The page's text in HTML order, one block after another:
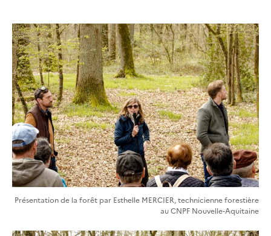
Présentation de la forêt par Esthelle MERCIER, technicienne forestière
au CNPF Nouvelle-Aquitaine